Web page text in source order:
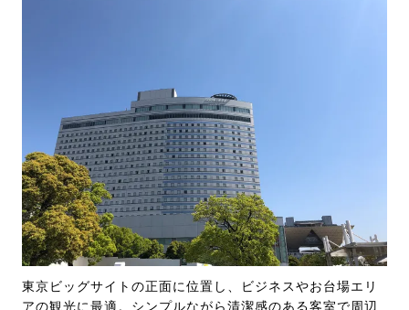
東京ビッグサイトの正面に位置し、ビジネスやお台場エリ
アの観光に最適。シンプルながら清潔感のある客室で周辺